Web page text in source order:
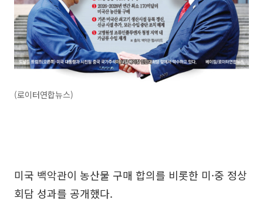
(로이터연합뉴스)
미국 백악관이 농산물 구매 합의를 비롯한 미·중 정상
회담 성과를 공개했다.